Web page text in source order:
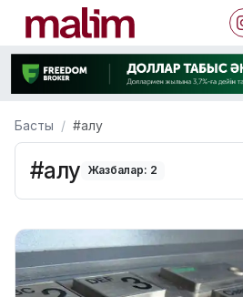
Басты #алу
#алу Жазбалар: 2